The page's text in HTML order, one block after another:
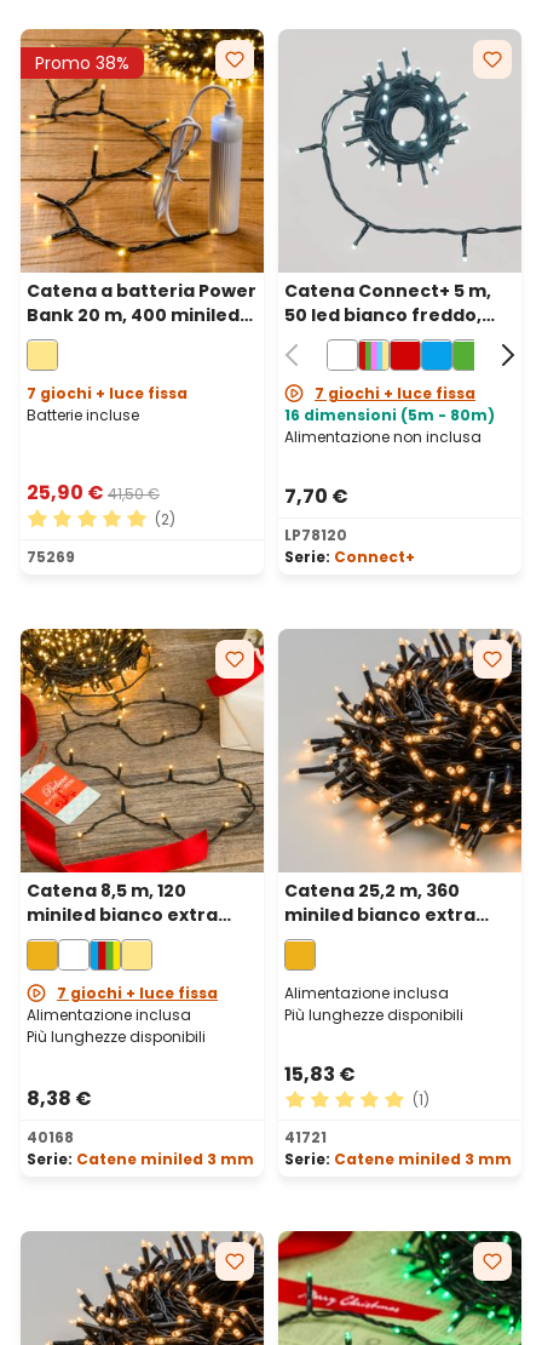
Promo 38%
Catena a batteria Power
Bank 20 m, 400 miniled
bianco caldo, cavo
verde
7 giochi + luce fissa
Batterie incluse
25,90 € 41,50 €
Valutazione media di 5 su 5 stelle
(2)
75269
Catena Connect+ 5 m,
50 led bianco freddo,
cavo verde,
prolungabile
7 giochi + luce fissa
16 dimensioni (5m - 80m)
Alimentazione non inclusa
7,70 €
LP78120
Serie: Connect+
Catena 8,5 m, 120
miniled bianco extra
caldo, cavo verde
7 giochi + luce fissa
Alimentazione inclusa
Più lunghezze disponibili
8,38 €
40168
Serie: Catene miniled 3 mm
Catena 25,2 m, 360
miniled bianco extra
caldo, cavo verde
Alimentazione inclusa
Più lunghezze disponibili
15,83 €
Valutazione media di 5 su
(1)
41721
Serie: Catene miniled 3 mm